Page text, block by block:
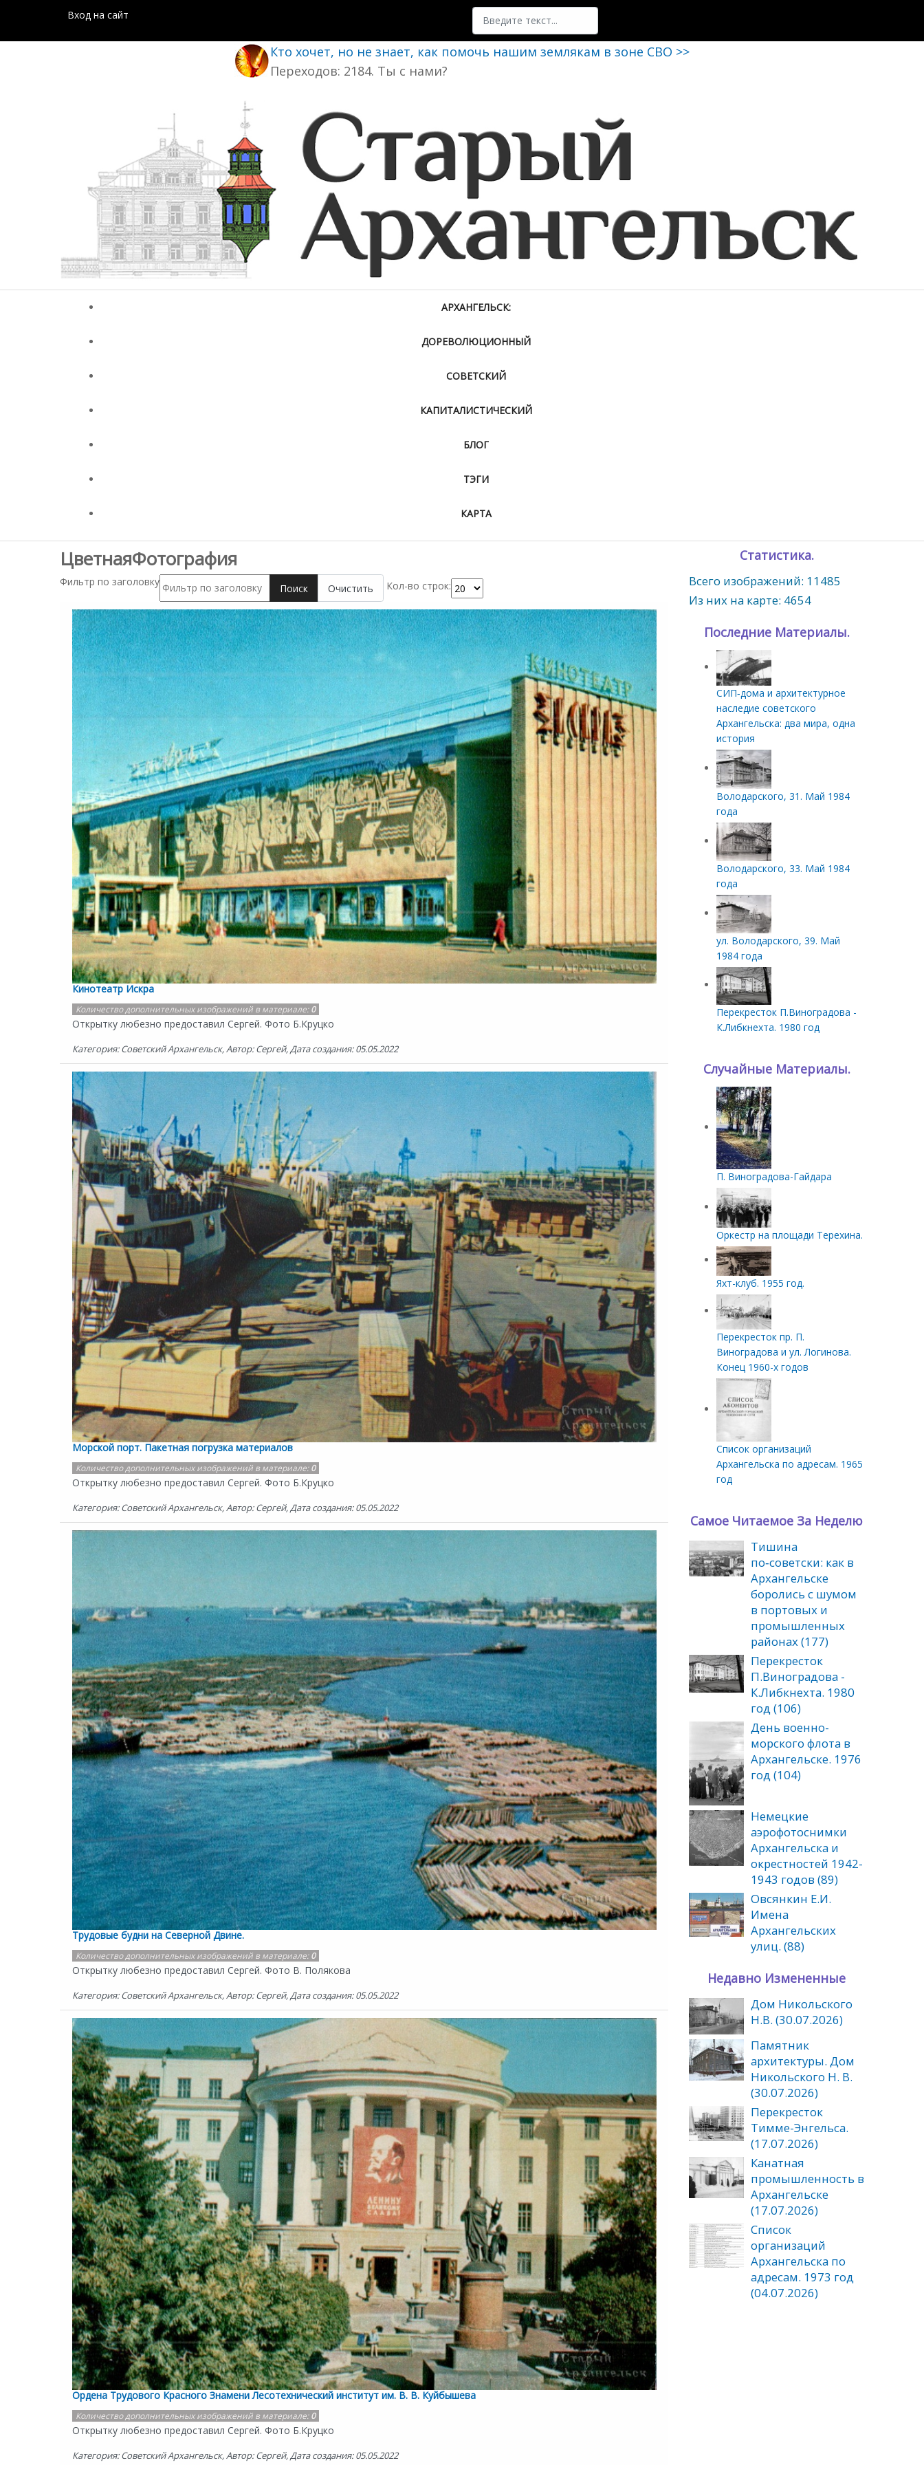
Вход на сайт Поиск
Кто хочет, но не знает, как помочь нашим землякам в зоне СВО >>
Переходов: 2184. Ты с нами?
АРХАНГЕЛЬСК:
ДОРЕВОЛЮЦИОННЫЙ
СОВЕТСКИЙ
КАПИТАЛИСТИЧЕСКИЙ
БЛОГ
ТЭГИ
КАРТА
ЦветнаяФотография
Фильтр по заголовку Поиск Очистить Кол-во строк:
Кинотеатр Искра
Количество дополнительных изображений в материале:0
Открытку любезно предоставил Сергей. Фото Б.Круцко
Категория: Советский Архангельск, Автор: Сергей, Дата создания: 05.05.2022
Морской порт. Пакетная погрузка материалов
Количество дополнительных изображений в материале:0
Открытку любезно предоставил Сергей. Фото Б.Круцко
Категория: Советский Архангельск, Автор: Сергей, Дата создания: 05.05.2022
Трудовые будни на Северной Двине.
Количество дополнительных изображений в материале:0
Открытку любезно предоставил Сергей. Фото В. Полякова
Категория: Советский Архангельск, Автор: Сергей, Дата создания: 05.05.2022
Ордена Трудового Красного Знамени Лесотехнический институт им. В. В. Куйбышева
Количество дополнительных изображений в материале:0
Открытку любезно предоставил Сергей. Фото Б.Круцко
Категория: Советский Архангельск, Автор: Сергей, Дата создания: 05.05.2022
Статистика.
Всего изображений: 11485
Из них на карте: 4654
Последние Материалы.
СИП‑дома и архитектурное
наследие советского
Архангельска: два мира, одна
история
Володарского, 31. Май 1984
года
Володарского, 33. Май 1984
года
ул. Володарского, 39. Май
1984 года
Перекресток П.Виноградова -
К.Либкнехта. 1980 год
Случайные Материалы.
П. Виноградова-Гайдара
Оркестр на площади Терехина.
Яхт-клуб. 1955 год.
Перекресток пр. П.
Виноградова и ул. Логинова.
Конец 1960-х годов
Список организаций
Архангельска по адресам. 1965
год
Самое Читаемое За Неделю
Тишина
по‑советски: как в
Архангельске
боролись с шумом
в портовых и
промышленных
районах (177)
Перекресток
П.Виноградова -
К.Либкнехта. 1980
год (106)
День военно-
морского флота в
Архангельске. 1976
год (104)
Немецкие
аэрофотоснимки
Архангельска и
окрестностей 1942-
1943 годов (89)
Овсянкин Е.И.
Имена
Архангельских
улиц. (88)
Недавно Измененные
Дом Никольского
Н.В. (30.07.2026)
Памятник
архитектуры. Дом
Никольского Н. В.
(30.07.2026)
Перекресток
Тимме-Энгельса.
(17.07.2026)
Канатная
промышленность в
Архангельске
(17.07.2026)
Список
организаций
Архангельска по
адресам. 1973 год
(04.07.2026)